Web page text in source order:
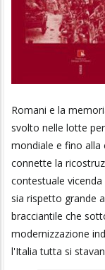
Romani e la
svolto nelle lotte
mondiale e fino alla
connette la
contestuale
sia rispetto grande
bracciantile che
modernizzazione
l'Italia tutta si